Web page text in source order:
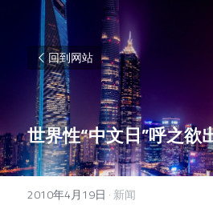
回到网站
世界性“中文日”呼之欲
2010年4月19日 · 新闻